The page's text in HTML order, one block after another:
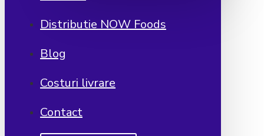
Distributie NOW Foods
Blog
Costuri livrare
Contact